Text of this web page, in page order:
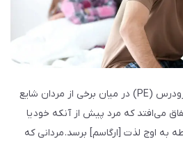
مشکلات جنسی از جمله انزال‌زودرس (PE) در میان برخی از مردان شایع
می‌افتد که مرد پیش از آنکه خود یا
به اوج لذت [ارگاسم] برسد. مردانی که